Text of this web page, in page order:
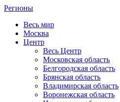
Регионы
Весь мир
Москва
Центр
Весь Центр
Московская область
Белгородская область
Брянская область
Владимирская область
Воронежская область